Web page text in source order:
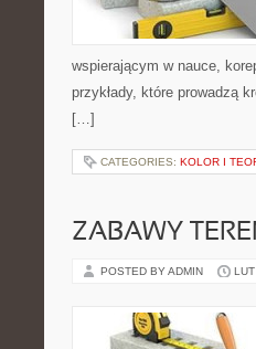
wspierającym w nauce,
przykłady, które prowadzą
[…]
CATEGORIES: KOLOR I
ZABAWY
POSTED BY ADMIN